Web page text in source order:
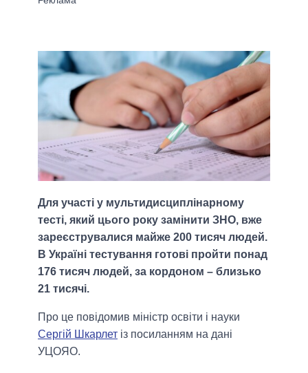
Для участі у мультидисциплінарному
тесті, який цього року замінити ЗНО, вже
зареєструвалися майже 200 тисяч людей.
В Україні тестування готові пройти понад
176 тисяч людей, за кордоном – близько
21 тисячі.
Про це повідомив міністр освіти і науки
Сергій Шкарлет із посиланням на дані
УЦОЯО.